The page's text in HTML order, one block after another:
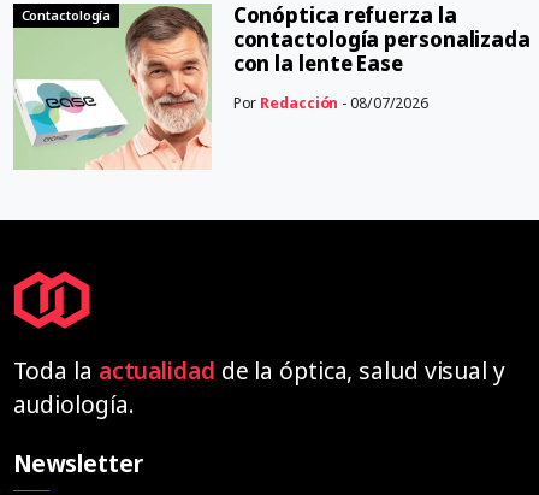
Contactología
Conóptica refuerza la
contactología personalizada
con la lente Ease
Por Redacción - 08/07/2026
Toda la actualidad de la óptica, salud visual y
audiología.
Newsletter